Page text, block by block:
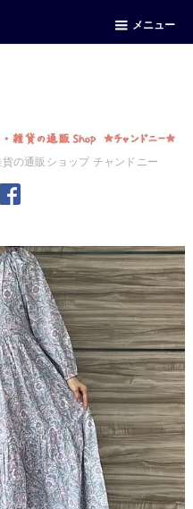
メニュー
の通販ショップ チャンドニー